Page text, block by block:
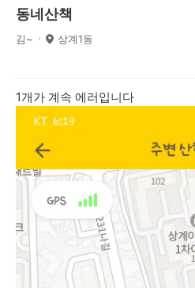
동네산책
김~ 상계1동
1개가 계속 에러입니다